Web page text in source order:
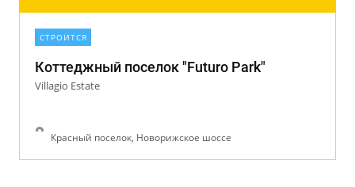
СТРОИТСЯ
Коттеджный поселок "Futuro Park"
Villagio Estate
Красный поселок, Новорижское шоссе